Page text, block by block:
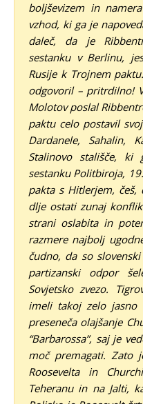
boljševizem in
vzhod, ki ga je
daleč, da je
sestanku v Berlinu,
Rusije k Trojnem
odgovoril – pritrdilno!
Molotov poslal
paktu celo postavil
Dardanele, Sahalin,
Stalinovo stališče,
sestanku Politbiroja,
pakta s Hitlerjem, češ,
dlje ostati zunaj
strani oslabita in
razmere najbolj
čudno, da so
partizanski odpor
Sovjetsko zvezo.
imeli takoj zelo jasno
preseneča olajšanje
“Barbarossa”, saj je
moč premagati. Zato
Roosevelta in
Teheranu in na Jalti,